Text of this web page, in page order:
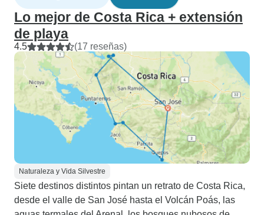
Lo mejor de Costa Rica + extensión
de playa
4.5 (17 reseñas)
Naturaleza y Vida Silvestre
Siete destinos distintos pintan un retrato de Costa Rica,
desde el valle de San José hasta el Volcán Poás, las